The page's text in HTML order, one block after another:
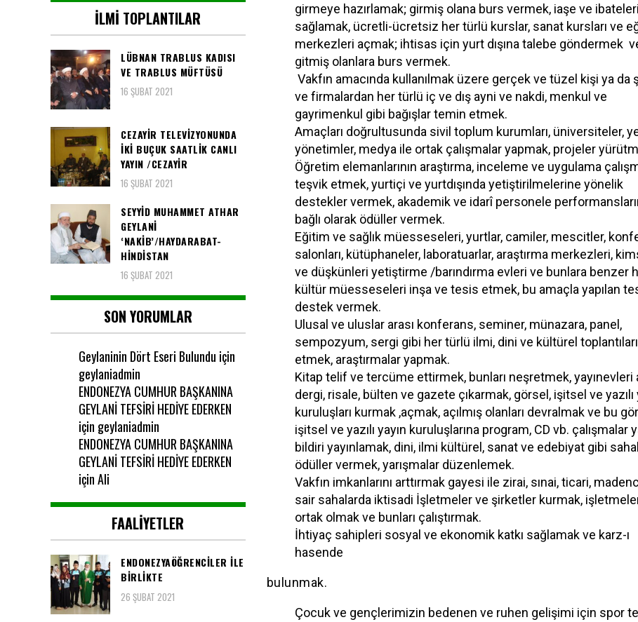
girmeye hazırlamak; girmiş olana burs vermek, iaşe ve
sağlamak, ücretli-ücretsiz her türlü kurslar, sanat kursları ve
merkezleri açmak; ihtisas için yurt dışına talebe göndermek
gitmiş olanlara burs vermek.
Vakfın amacında kullanılmak üzere gerçek ve tüzel kişi ya da
ve firmalardan her türlü iç ve dış ayni ve nakdi, menkul ve
gayrimenkul gibi bağışlar temin etmek.
Amaçları doğrultusunda sivil toplum kurumları, üniversiteler,
yönetimler, medya ile ortak çalışmalar yapmak, projeler
Öğretim elemanlarının araştırma, inceleme ve uygulama
teşvik etmek, yurtiçi ve yurtdışında yetiştirilmelerine yönelik
destekler vermek, akademik ve idarî personele
bağlı olarak ödüller vermek.
Eğitim ve sağlık müesseseleri, yurtlar, camiler, mescitler,
salonları, kütüphaneler, laboratuarlar, araştırma merkezleri,
ve düşkünleri yetiştirme /barındırma evleri ve bunlara benzer
kültür müesseseleri inşa ve tesis etmek, bu amaçla yapılan
destek vermek.
Ulusal ve uluslar arası konferans, seminer, münazara, panel,
sempozyum, sergi gibi her türlü ilmi, dini ve kültürel
etmek, araştırmalar yapmak.
Kitap telif ve tercüme ettirmek, bunları neşretmek, yayınevleri
dergi, risale, bülten ve gazete çıkarmak, görsel, işitsel ve yazılı
kuruluşları kurmak ,açmak, açılmış olanları devralmak ve bu
işitsel ve yazılı yayın kuruluşlarına program, CD vb. çalışmalar
bildiri yayınlamak, dini, ilmi kültürel, sanat ve edebiyat gibi
ödüller vermek, yarışmalar düzenlemek.
Vakfın imkanlarını arttırmak gayesi ile zirai, sınai, ticari,
sair sahalarda iktisadi İşletmeler ve şirketler kurmak,
ortak olmak ve bunları çalıştırmak.
İhtiyaç sahipleri sosyal ve ekonomik katkı sağlamak ve karz-ı
hasende
bulunmak.
Çocuk ve gençlerimizin bedenen ve ruhen gelişimi için spor
İLMI TOPLANTILAR
LÜBNAN TRABLUS KADISI
VE TRABLUS MÜFTÜSÜ
16 ŞUBAT 2021
CEZAYIR TELEVIZYONUNDA
IKI BUÇUK SAATLIK CANLI
YAYIN /CEZAYIR
16 ŞUBAT 2021
SEYYID MUHAMMET ATHAR
GEYLANI
‘NAKIB’/HAYDARABAT-
HINDISTAN
16 ŞUBAT 2021
SON YORUMLAR
Geylaninin Dört Eseri Bulundu için
geylaniadmin
ENDONEZYA CUMHUR BAŞKANINA
GEYLANİ TEFSİRİ HEDİYE EDERKEN
için geylaniadmin
ENDONEZYA CUMHUR BAŞKANINA
GEYLANİ TEFSİRİ HEDİYE EDERKEN
içinAli
FAALIYETLER
ENDONEZYAÖĞRENCİLER İLE
BİRLİKTE
26 ŞUBAT 2021